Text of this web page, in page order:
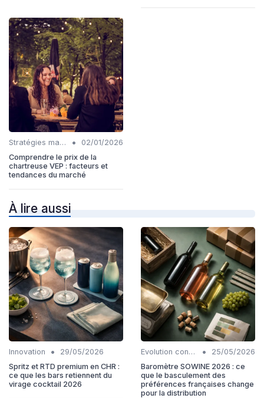
Stratégies marketing •
02/01/2026
Comprendre le prix de la
chartreuse VEP : facteurs et
tendances du marché
À lire aussi
Innovation •
29/05/2026
Spritz et RTD premium en CHR :
ce que les bars retiennent du
virage cocktail 2026
Evolution consommation •
25/05/2026
Baromètre SOWINE 2026 : ce
que le basculement des
préférences françaises change
pour la distribution